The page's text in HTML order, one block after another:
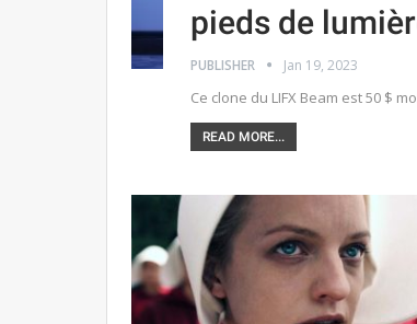
pieds de
PUBLISHER Jan 19, 2023
Ce clone du LIFX Beam est 50 $
READ MORE...